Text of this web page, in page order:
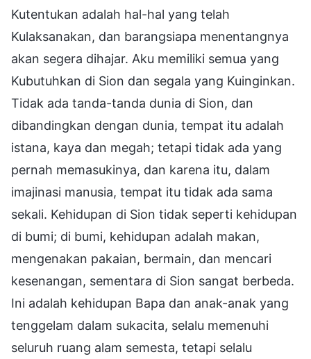
Kutentukan adalah hal-hal yang telah
Kulaksanakan, dan barangsiapa menentangnya
akan segera dihajar. Aku memiliki semua yang
Kubutuhkan di Sion dan segala yang Kuinginkan.
Tidak ada tanda-tanda dunia di Sion, dan
dibandingkan dengan dunia, tempat itu adalah
istana, kaya dan megah; tetapi tidak ada yang
pernah memasukinya, dan karena itu, dalam
imajinasi manusia, tempat itu tidak ada sama
sekali. Kehidupan di Sion tidak seperti kehidupan
di bumi; di bumi, kehidupan adalah makan,
mengenakan pakaian, bermain, dan mencari
kesenangan, sementara di Sion sangat berbeda.
Ini adalah kehidupan Bapa dan anak-anak yang
tenggelam dalam sukacita, selalu memenuhi
seluruh ruang alam semesta, tetapi selalu